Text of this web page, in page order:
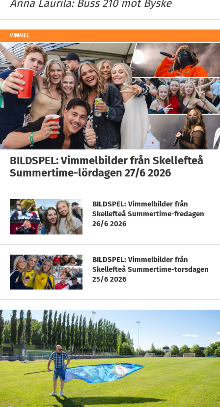
Anna Laurila: Buss 210 mot Byske
VIMMEL
BILDSPEL: Vimmelbilder från Skellefteå
Summertime-lördagen 27/6 2026
BILDSPEL: Vimmelbilder från
Skellefteå Summertime-fredagen
26/6 2026
BILDSPEL: Vimmelbilder från
Skellefteå Summertime-torsdagen
25/6 2026